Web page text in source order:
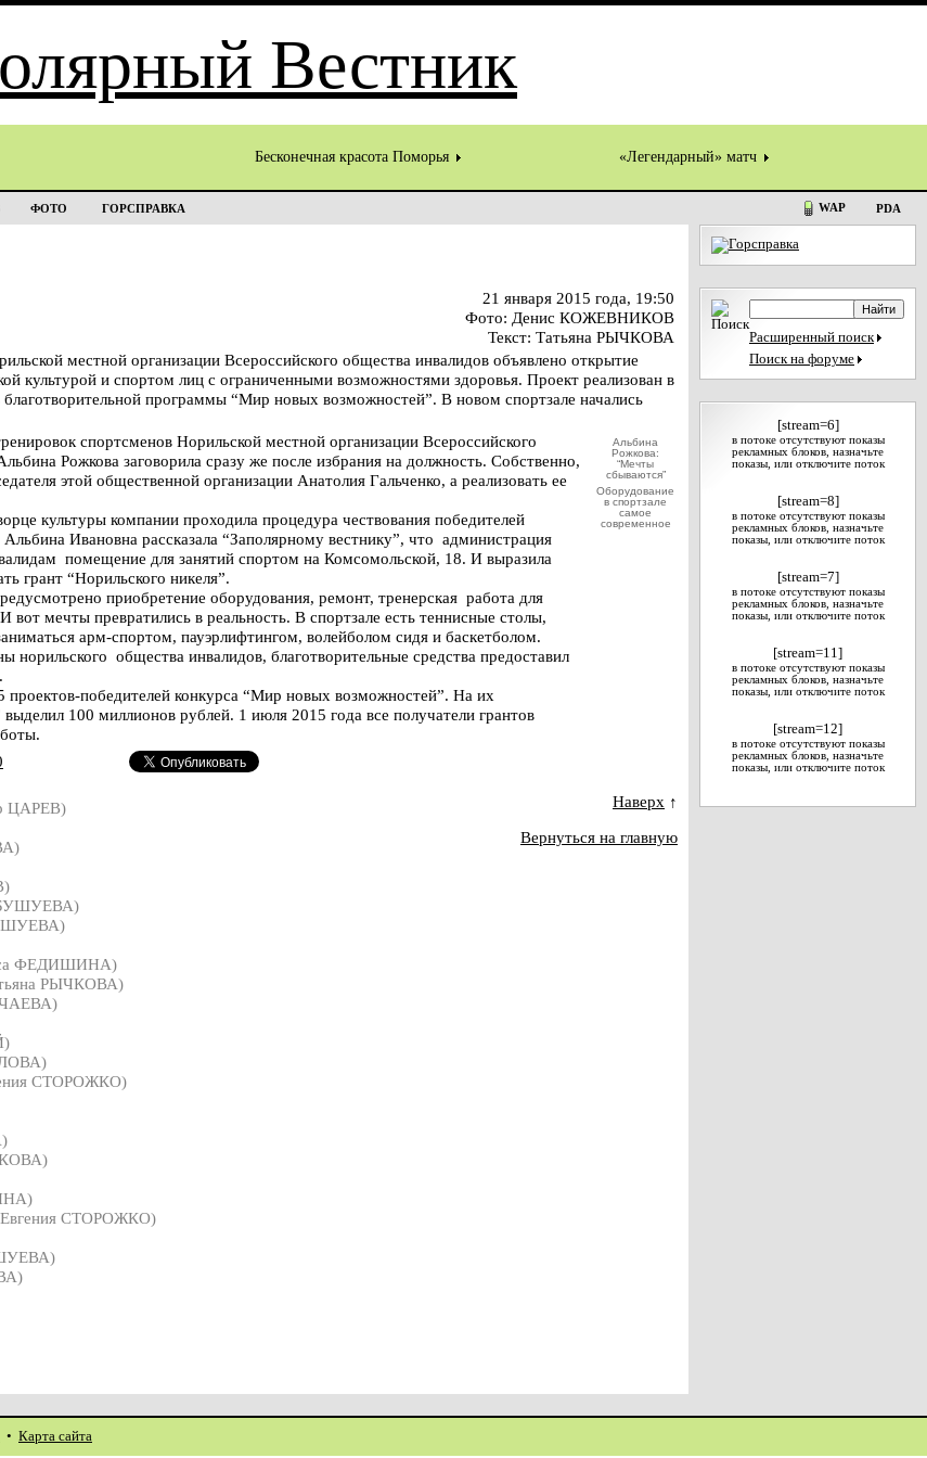
Бесконечная красота Поморья «Легендарный» матч
ФОТО ГОРСПРАВКА WAP PDA
21 января 2015 года, 19:50
Фото: Денис КОЖЕВНИКОВ
Текст: Татьяна РЫЧКОВА
местной организации Всероссийского общества инвалидов объявлено открытие
культурой и спортом лиц с ограниченными возможностями здоровья. Проект реализован в
программы “Мир новых возможностей”. В новом спортзале начались
спортсменов Норильской местной организации Всероссийского
Рожкова заговорила сразу же после избрания на должность. Собственно,
этой общественной организации Анатолия Гальченко, а реализовать ее
культуры компании проходила процедура чествования победителей
Ивановна рассказала “Заполярному вестнику”, что администрация
помещение для занятий спортом на Комсомольской, 18. И выразила
грант “Норильского никеля”.
приобретение оборудования, ремонт, тренерская работа для
вот мечты превратились в реальность. В спортзале есть теннисные столы,
арм-спортом, пауэрлифтингом, волейболом сидя и баскетболом.
общества инвалидов, благотворительные средства предоставил
победителей конкурса “Мир новых возможностей”. На их
100 миллионов рублей. 1 июля 2015 года все получатели грантов
Альбина
Рожкова:
“Мечты
сбываются”
Оборудование
в спортзале
самое
современное
ЦАРЕВ)
ФЕДИШИНА)
РЫЧКОВА)
СТОРОЖКО)
СТОРОЖКО)
Наверх ↑
Вернуться на главную
Расширенный поиск
Поиск на форуме
[stream=6]
в потоке отсутствуют показы
рекламных блоков, назначьте
показы, или отключите поток
[stream=8]
в потоке отсутствуют показы
рекламных блоков, назначьте
показы, или отключите поток
[stream=7]
в потоке отсутствуют показы
рекламных блоков, назначьте
показы, или отключите поток
[stream=11]
в потоке отсутствуют показы
рекламных блоков, назначьте
показы, или отключите поток
[stream=12]
в потоке отсутствуют показы
рекламных блоков, назначьте
показы, или отключите поток
• Карта сайта